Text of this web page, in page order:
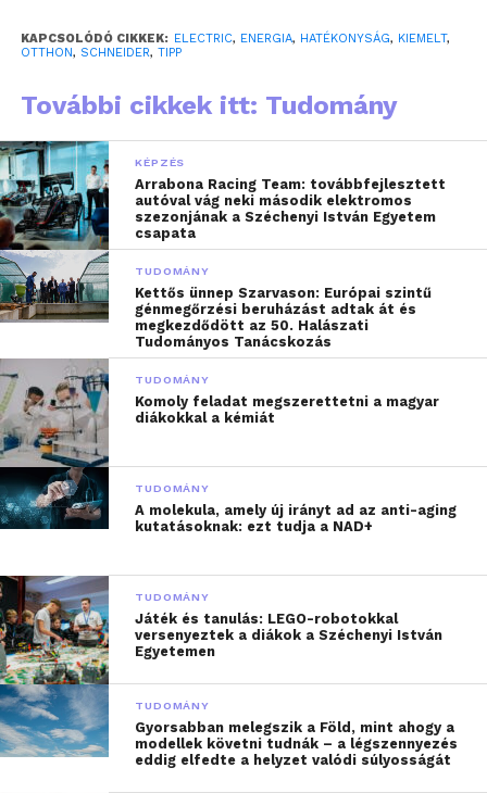
greater home energy efficiency” című Fehér
hogy jelentős szakadék van a fogyasztók
A kapcsolgatás már nem elég
A válaszadók 82 százaléka tartja „valamennyire
fontosnak” vagy „nagyon fontosnak” az
energiahatékonyságot, míg 8 százalékuk szerint az
energiahatékonyság javítása a legfontosabb
fejlesztés, amire vágyik otthonában. A kutatás során
megkérdezettek 70 százaléka pedig azt jelezte, hogy
a szén-dioxid-kibocsátás csökkentése „fontos”
számára.
Ugyanakkor csak kevesen tesznek aktívan azért,
hogy hatékonyan csökkentsék az
energiafogyasztásukat, így például a kutatásban
részt vevők mindössze 44 százaléka állítja be
ellenére, hogyez lehetne az egyik legnagyobb
hatású intézkedés.
A lakástulajdonosok 58 százaléka számára a villany
lekapcsolása az elsődleges energiamegtakarítási
stratégia, miközben a villanyszámláknak csak
mintegy 5 százalékát teszi ki a világítás. A második
legnépszerűbb módszer, a használaton kívüli töltők
KAPCSOLÓDÓ CIKKEK: ELECTRIC, ENERGIA, HATÉKONYSÁG, KIEMELT,
OTTHON, SCHNEIDER, TIPP
További cikkek itt: Tudomány
KÉPZÉS
Arrabona Racing Team: továbbfejlesztett
autóval vág neki második elektromos
szezonjának a Széchenyi István Egyetem
csapata
TUDOMÁNY
Kettős ünnep Szarvason: Európai szintű
génmegőrzési beruházást adtak át és
megkezdődött az 50. Halászati
Tudományos Tanácskozás
TUDOMÁNY
Komoly feladat megszerettetni a magyar
diákokkal a kémiát
TUDOMÁNY
A molekula, amely új irányt ad az anti-aging
kutatásoknak: ezt tudja a NAD+
TUDOMÁNY
Játék és tanulás: LEGO-robotokkal
versenyeztek a diákok a Széchenyi István
Egyetemen
TUDOMÁNY
Gyorsabban melegszik a Föld, mint ahogy a
modellek követni tudnák – a légszennyezés
eddig elfedte a helyzet valódi súlyosságát